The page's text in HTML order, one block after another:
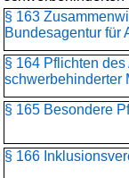
§ 163
Bundesagentur für
§ 164 Pflichten
schwerbehinderter
§ 165 Besondere
§ 166